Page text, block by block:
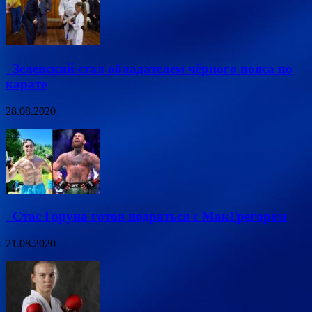
Зеленский стал обладателем чёрного пояса по
карате
28.08.2020
Стас Горуна готов подраться с МакГрегором
21.08.2020